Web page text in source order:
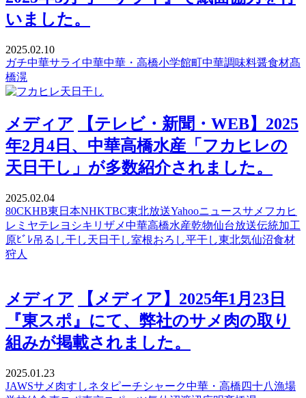
いました。
2025.02.10
ガチ中華サライ中華中華・高橋小学館町中華調味料醤食材髙
橋滉
メディア
【テレビ・新聞・WEB】2025
年2月4日、中華高橋水産「フカヒレの
天日干し」が多数紹介されました。
2025.02.04
80CKHB東日本NHKTBC東北放送Yahooニュースサメ フカヒ
レ ミヤテレ ヨシキリザメ中華高橋水産乾物仙台放送伝統加工
原ﾋﾞﾚ吊るし干し天日干し室根おろし平干し東北気仙沼食材
狩人
メディア
【メディア】2025年1月23日
『東スポ』にて、弊社のサメ肉の取り
組みが掲載されました。
2025.01.23
JAWSサメ肉すしネタ ピーチシャーク中華・高橋 四十八漁場